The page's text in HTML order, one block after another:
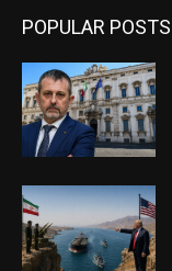
POPULAR POSTS